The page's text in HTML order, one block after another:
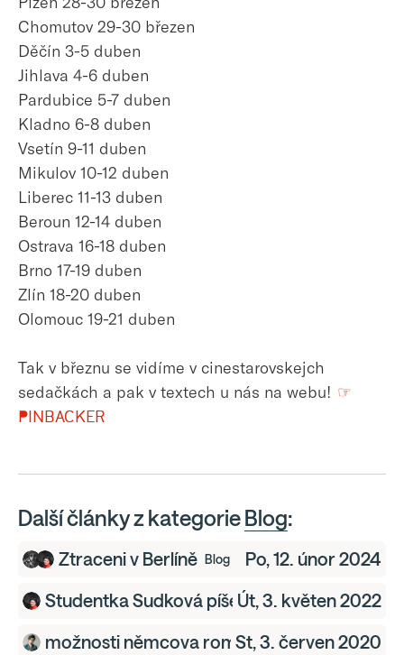
Chomutov 29-30 březen
Děčín 3-5 duben
Jihlava 4-6 duben
Pardubice 5-7 duben
Kladno 6-8 duben
Vsetín 9-11 duben
Mikulov 10-12 duben
Liberec 11-13 duben
Beroun 12-14 duben
Ostrava 16-18 duben
Brno 17-19 duben
Zlín 18-20 duben
Olomouc 19-21 duben
Tak v březnu se vidíme v cinestarovskejch
sedačkách a pak v textech u nás na webu! ☞
PINBACKER
Další články z kategorie Blog:
Ztraceni v Berlíně Blog
Po, 12. únor 2024
Studentka Sudková píše o stavu letošního
Út, 3. květen 2022
možnosti němcova románu
Blog
St, 3. červen 2020